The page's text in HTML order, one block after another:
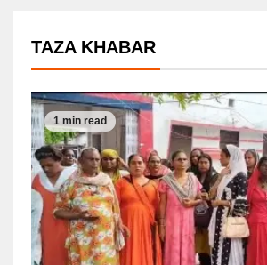
TAZA KHABAR
1 min read